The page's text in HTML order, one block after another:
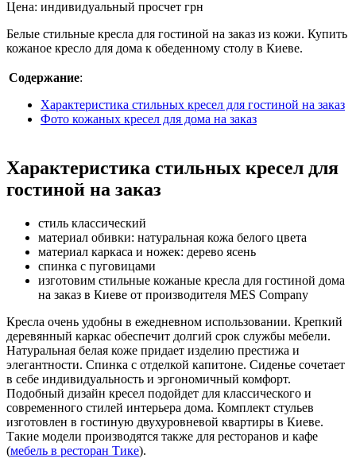
Цена: индивидуальный просчет грн
Белые стильные кресла для гостиной на заказ из кожи. Купить
кожаное кресло для дома к обеденному столу в Киеве.
Содержание:
Характеристика стильных кресел для гостиной на заказ
Фото кожаных кресел для дома на заказ
Характеристика стильных кресел для
гостиной на заказ
стиль классический
материал обивки: натуральная кожа белого цвета
материал каркаса и ножек: дерево ясень
спинка с пуговицами
изготовим стильные кожаные кресла для гостиной дома
на заказ в Киеве от производителя MES Company
Кресла очень удобны в ежедневном использовании. Крепкий
деревянный каркас обеспечит долгий срок службы мебели.
Натуральная белая коже придает изделию престижа и
элегантности. Спинка с отделкой капитоне. Сиденье сочетает
в себе индивидуальность и эргономичный комфорт.
Подобный дизайн кресел подойдет для классического и
современного стилей интерьера дома. Комплект стульев
изготовлен в гостиную двухуровневой квартиры в Киеве.
Такие модели производятся также для ресторанов и кафе
(мебель в ресторан Тике).